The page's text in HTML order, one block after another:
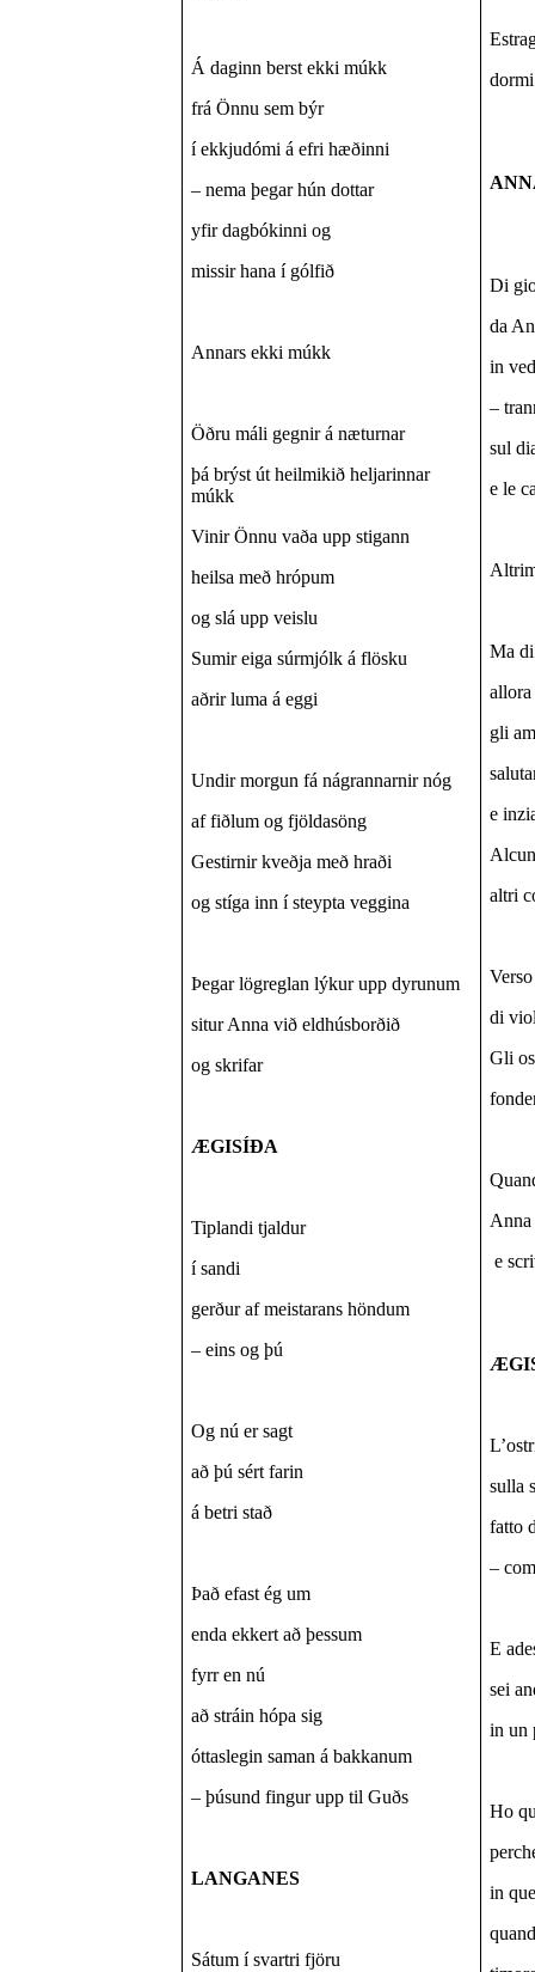
Á daginn berst ekki múkk
frá Önnu sem býr
í ekkjudómi á efri hæðinni
– nema þegar hún dottar
yfir dagbókinni og
missir hana í gólfið
Annars ekki múkk
Öðru máli gegnir á næturnar
þá brýst út heilmikið heljarinnar
múkk
Vinir Önnu vaða upp stigann
heilsa með hrópum
og slá upp veislu
Sumir eiga súrmjólk á flösku
aðrir luma á eggi
Undir morgun fá nágrannarnir nóg
af fiðlum og fjöldasöng
Gestirnir kveðja með hraði
og stíga inn í steypta veggina
Þegar lögreglan lýkur upp dyrunum
situr Anna við eldhúsborðið
og skrifar
ÆGISÍÐA
Tiplandi tjaldur
í sandi
gerður af meistarans höndum
– eins og þú
Og nú er sagt
að þú sért farin
á betri stað
Það efast ég um
enda ekkert að þessum
fyrr en nú
að stráin hópa sig
óttaslegin saman á bakkanum
– þúsund fingur upp til Guðs
LANGANES
Sátum í svartri fjöru
Di
da
in
–
sul
e le
Ma di
allora
gli
e
altri
di
Gli
Anna
e
sulla
fatto
–
E
sei
in un
Ho
in